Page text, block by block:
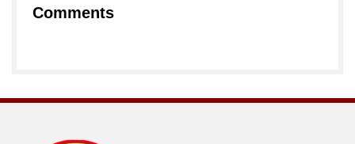
Comments